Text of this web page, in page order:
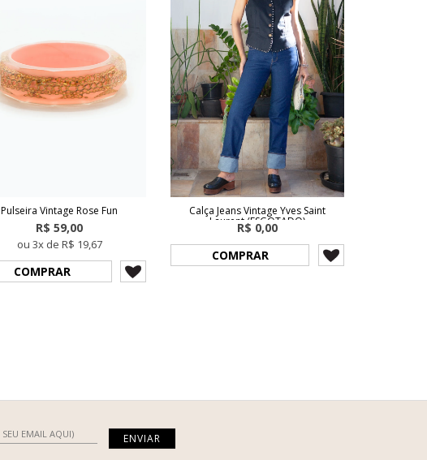
Pulseira Vintage Rose Fun
R$ 59,00
ou 3x de R$ 19,67
COMPRAR
Calça Jeans Vintage Yves Saint
Laurent (ESGOTADO)
R$ 0,00
COMPRAR